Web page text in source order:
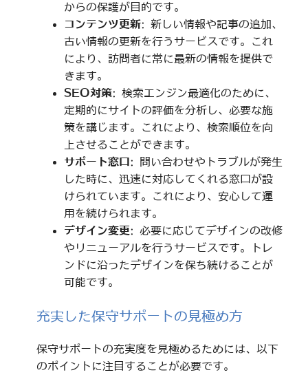
からの保護が目的です。
コンテンツ更新: 新しい情報や記事の追加、
古い情報の更新を行うサービスです。これ
により、訪問者に常に最新の情報を提供で
きます。
SEO対策: 検索エンジン最適化のために、
定期的にサイトの評価を分析し、必要な施
策を講じます。これにより、検索順位を向
上させることができます。
サポート窓口 : 問い合わせやトラブルが発生
した時に、迅速に対応してくれる窓口が設
けられています。これにより、安心して運
用を続けられます。
デザイン変更: 必要に応じてデザインの改修
やリニューアルを行うサービスです。トレ
ンドに沿ったデザインを保ち続けることが
可能です。
充実した保守サポートの見極め方
保守サポートの充実度を見極めるためには、以下
のポイントに注目することが必要です。